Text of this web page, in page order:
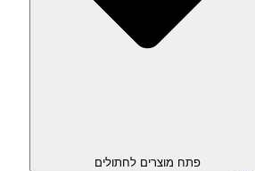
פתח מוצרים לחתולים